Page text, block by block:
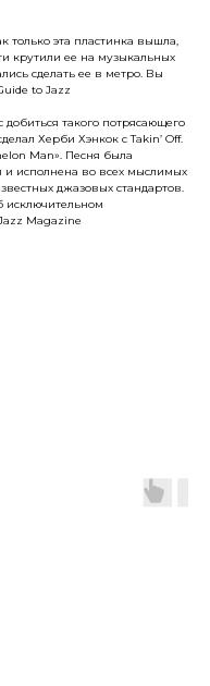
только эта пластинка вышла,
крутили ее на музыкальных
сделать ее в метро. Вы
to Jazz
такого потрясающего
Херби Хэнкок с Takin’ Off.
Man». Песня была
и исполнена во всех мыслимых
джазовых стандартов.
исключительном
Magazine